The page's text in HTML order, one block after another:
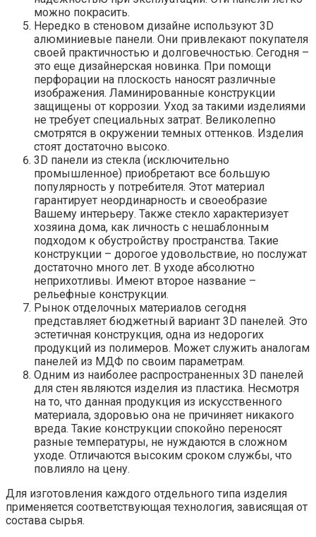
можно покрасить.
Нередко в стеновом дизайне используют 3D
алюминиевые панели. Они привлекают покупателя
своей практичностью и долговечностью. Сегодня –
это еще дизайнерская новинка. При помощи
перфорации на плоскость наносят различные
изображения. Ламинированные конструкции
защищены от коррозии. Уход за такими изделиями
не требует специальных затрат. Великолепно
смотрятся в окружении темных оттенков. Изделия
стоят достаточно высоко.
3D панели из стекла (исключительно
промышленное) приобретают все большую
популярность у потребителя. Этот материал
гарантирует неординарность и своеобразие
Вашему интерьеру. Также стекло характеризует
хозяина дома, как личность с нешаблонным
подходом к обустройству пространства. Такие
конструкции – дорогое удовольствие, но послужат
достаточно много лет. В уходе абсолютно
неприхотливы. Имеют второе название –
рельефные конструкции.
Рынок отделочных материалов сегодня
представляет бюджетный вариант 3D панелей. Это
эстетичная конструкция, одна из недорогих
продукций из полимеров. Может служить аналогам
панелей из МДФ по своим параметрам.
Одним из наиболее распространенных 3D панелей
для стен являются изделия из пластика. Несмотря
на то, что данная продукция из искусственного
материала, здоровью она не причиняет никакого
вреда. Такие конструкции спокойно переносят
разные температуры, не нуждаются в сложном
уходе. Отличаются высоким сроком службы, что
повлияло на цену.
Для изготовления каждого отдельного типа изделия
применяется соответствующая технология, зависящая от
состава сырья.